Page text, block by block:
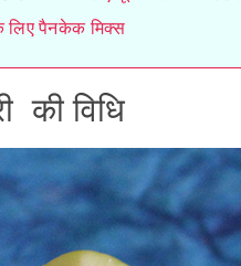
लिए पैनकेक मिक्स
की विधि